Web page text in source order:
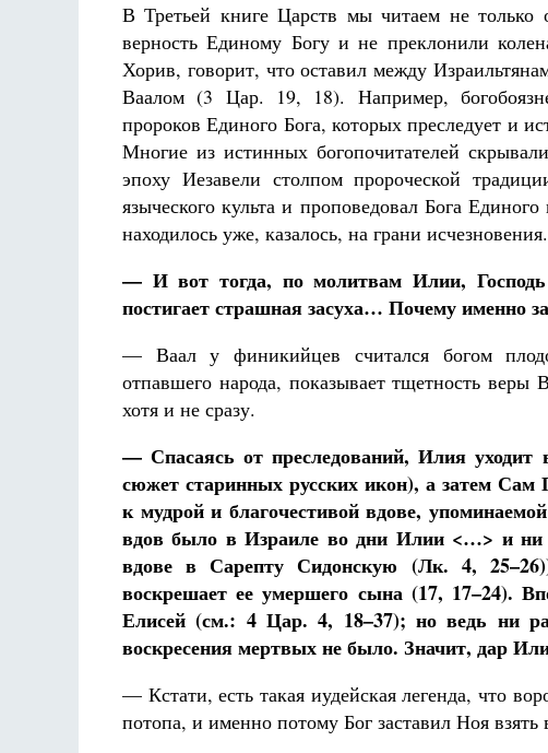
В Третьей книге Царств мы читаем не
верность Единому Богу и не преклонили
Хорив, говорит, что оставил между
Ваалом (3 Цар. 19, 18). Например,
пророков Единого Бога, которых преследует и
Многие из истинных богопочитателей
эпоху Иезавели столпом пророческой
языческого культа и проповедовал Бога
находилось уже, казалось, на грани исчезновения.
— И вот тогда, по молитвам Илии,
постигает страшная засуха… Почему именно
— Ваал у финикийцев считался богом
отпавшего народа, показывает тщетность
хотя и не сразу.
— Спасаясь от преследований, Илия
сюжет старинных русских икон), а затем Сам
к мудрой и благочестивой вдове,
вдов было в Израиле во дни Илии <…> и
вдове в Сарепту Сидонскую (Лк. 4,
воскрешает ее умершего сына (17, 17–24).
Елисей (см.: 4 Цар. 4, 18–37); но ведь ни
воскресения мертвых не было. Значит, дар
— Кстати, есть такая иудейская легенда, что
потопа, и именно потому Бог заставил Ноя взять